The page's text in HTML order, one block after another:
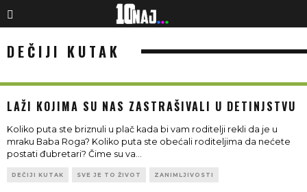
DEČIJI KUTAK
LAŽI KOJIMA SU NAS ZASTRAŠIVALI U DETINJSTVU
Koliko puta ste briznuli u plač kada bi vam roditelji rekli da je u
mraku Baba Roga? Koliko puta ste obećali roditeljima da nećete
postati đubretari? Čime su va...
DEČIJI KUTAK SVE JE TO ŽIVOT ZANIMLJIVOSTI